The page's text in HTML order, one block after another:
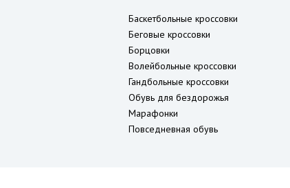
Баскетбольные кроссовки
Беговые кроссовки
Борцовки
Волейбольные кроссовки
Гандбольные кроссовки
Обувь для бездорожья
Марафонки
Повседневная обувь